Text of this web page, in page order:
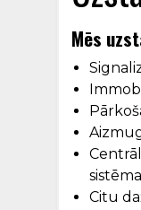
Citu
Mēs